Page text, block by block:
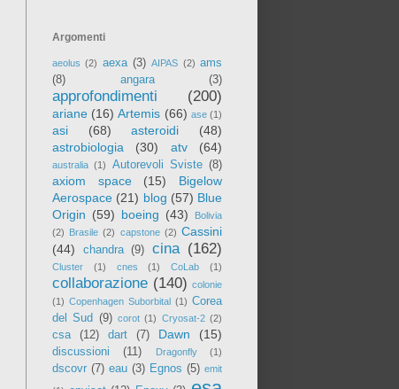
Argomenti
aeolus (2) aexa (3) AIPAS (2) ams
(8)
angara (3)
approfondimenti (200)
ariane (16) Artemis (66) ase (1)
asi (68) asteroidi
(48)
astrobiologia
(30) atv (64)
australia (1) Autorevoli Sviste (8)
axiom space (15)
Bigelow
Aerospace (21) blog (57) Blue
Origin (59) boeing (43)
Bolivia
(2) Brasile (2) capstone (2) Cassini
(44)
chandra (9) cina (162)
Cluster (1) cnes (1) CoLab (1)
collaborazione (140) colonie
(1) Copenhagen Suborbital (1) Corea
del Sud (9) corot (1) Cryosat-2 (2)
csa (12) dart (7) Dawn (15)
discussioni (11) Dragonfly (1)
dscovr (7) eau (3) Egnos (5) emit